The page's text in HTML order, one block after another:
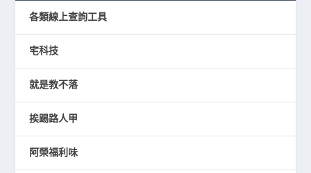
各類線上查詢工具
宅科技
就是教不落
挨踢路人甲
阿榮福利味